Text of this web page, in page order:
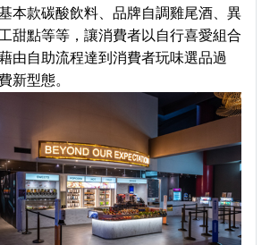
本款碳酸飲料、品牌自調雞尾酒、異
甜點等等，讓消費者以自行喜愛組合
由自助流程達到消費者玩味選品過
新型態。